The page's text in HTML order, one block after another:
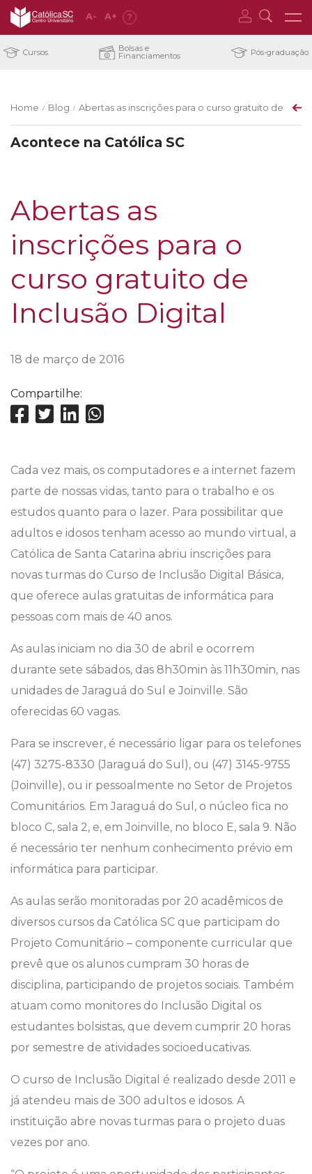
A- A+ ?
Cursos Bolsas e
Financiamentos Pós-graduação
Home / Blog / Abertas as inscrições para o curso gratuito de
Acontece na Católica SC
Abertas as
inscrições para o
curso gratuito de
Inclusão Digital
18 de março de 2016
Compartilhe:
Cada vez mais, os computadores e a internet fazem
parte de nossas vidas, tanto para o trabalho e os
estudos quanto para o lazer. Para possibilitar que
adultos e idosos tenham acesso ao mundo virtual, a
Católica de Santa Catarina abriu inscrições para
novas turmas do Curso de Inclusão Digital Básica,
que oferece aulas gratuitas de informática para
pessoas com mais de 40 anos.
As aulas iniciam no dia 30 de abril e ocorrem
durante sete sábados, das 8h30min às 11h30min, nas
unidades de Jaraguá do Sul e Joinville. São
oferecidas 60 vagas.
Para se inscrever, é necessário ligar para os telefones
(47) 3275-8330 (Jaraguá do Sul), ou (47) 3145-9755
(Joinville), ou ir pessoalmente no Setor de Projetos
Comunitários. Em Jaraguá do Sul, o núcleo fica no
bloco C, sala 2, e, em Joinville, no bloco E, sala 9. Não
é necessário ter nenhum conhecimento prévio em
informática para participar.
As aulas serão monitoradas por 20 acadêmicos de
diversos cursos da Católica SC que participam do
Projeto Comunitário – componente curricular que
prevê que os alunos cumpram 30 horas de
disciplina, participando de projetos sociais. Também
atuam como monitores do Inclusão Digital os
estudantes bolsistas, que devem cumprir 20 horas
por semestre de atividades socioeducativas.
O curso de Inclusão Digital é realizado desde 2011 e
já atendeu mais de 300 adultos e idosos. A
instituição abre novas turmas para o projeto duas
vezes por ano.